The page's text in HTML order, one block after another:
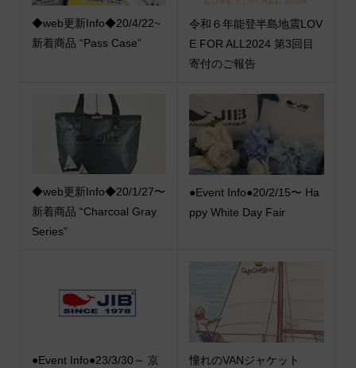
◆web更新Info◆20/4/22~
新着商品 “Pass Case”
令和６年能登半島地震LOV
E FOR ALL2024 第3回目
寄付のご報告
◆web更新Info◆20/1/27〜
新着商品 “Charcoal Gray
Series”
●Event Info●20/2/15〜 Ha
ppy White Day Fair
●Event Info●23/3/30～ 京
憧れのVANジャケット